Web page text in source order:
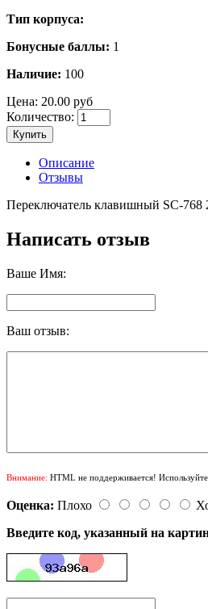
Тип корпуса:
Бонусные баллы: 1
Наличие: 100
Цена: 20.00 руб
Количество:
Купить
Описание
Отзывы
Переключатель клавишный SC-
Написать отзыв
Ваше Имя:
Ваш отзыв:
Внимание: HTML не поддерживается!
Оценка: Плохо
Введите код, указанный на